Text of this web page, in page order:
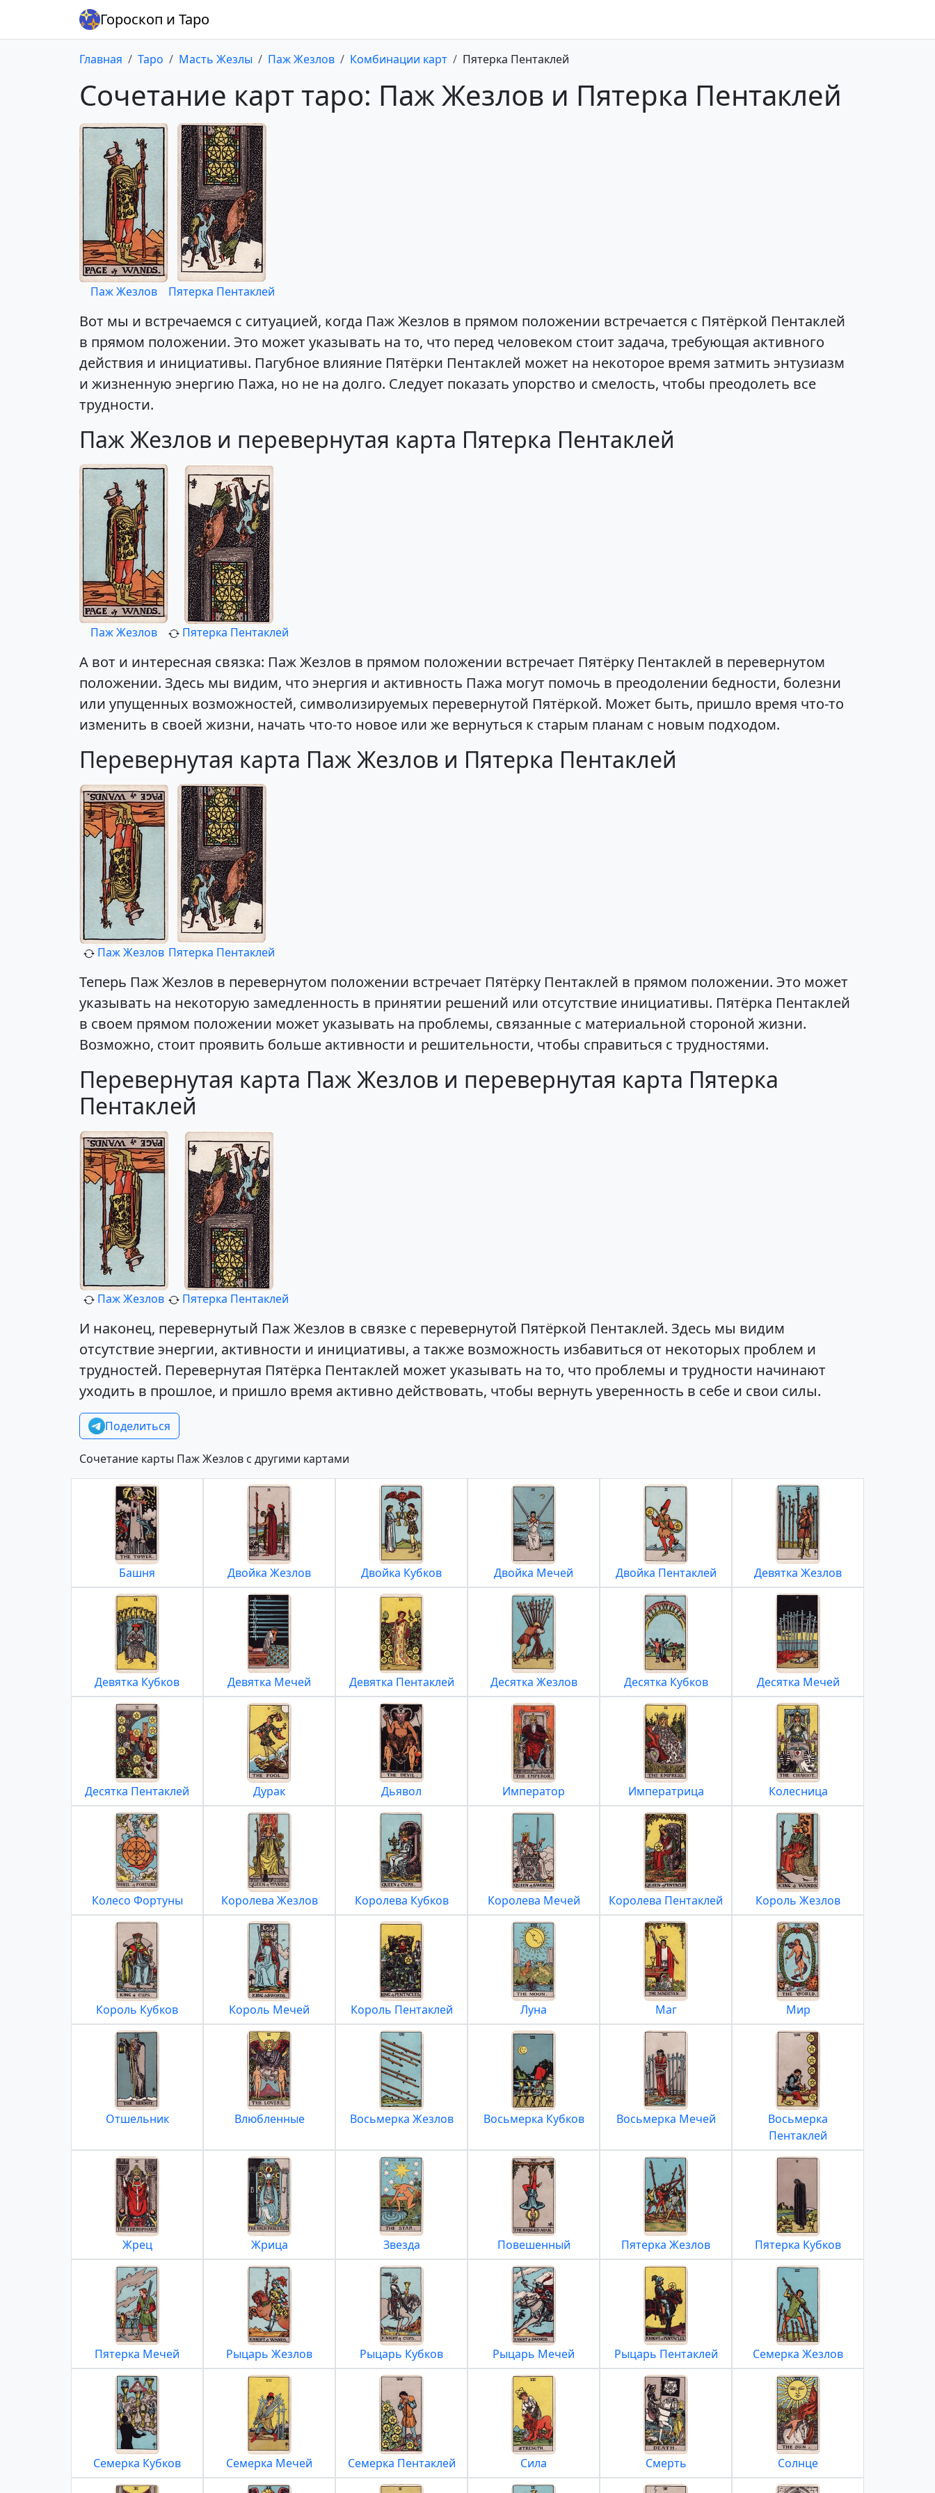
Гороскоп и Таро
Главная Таро Масть Жезлы Паж Жезлов Комбинации карт Пятерка Пентаклей
Сочетание карт таро: Паж Жезлов и Пятерка Пентаклей
Паж Жезлов Пятерка Пентаклей
Вот мы и встречаемся с ситуацией, когда Паж Жезлов в прямом положении встречается с Пятёркой Пентаклей
в прямом положении. Это может указывать на то, что перед человеком стоит задача, требующая активного
действия и инициативы. Пагубное влияние Пятёрки Пентаклей может на некоторое время затмить энтузиазм
и жизненную энергию Пажа, но не на долго. Следует показать упорство и смелость, чтобы преодолеть все
трудности.
Паж Жезлов и перевернутая карта Пятерка Пентаклей
Паж Жезлов Пятерка Пентаклей
А вот и интересная связка: Паж Жезлов в прямом положении встречает Пятёрку Пентаклей в перевернутом
положении. Здесь мы видим, что энергия и активность Пажа могут помочь в преодолении бедности, болезни
или упущенных возможностей, символизируемых перевернутой Пятёркой. Может быть, пришло время что-то
изменить в своей жизни, начать что-то новое или же вернуться к старым планам с новым подходом.
Перевернутая карта Паж Жезлов и Пятерка Пентаклей
Паж Жезлов Пятерка Пентаклей
Теперь Паж Жезлов в перевернутом положении встречает Пятёрку Пентаклей в прямом положении. Это может
указывать на некоторую замедленность в принятии решений или отсутствие инициативы. Пятёрка Пентаклей
в своем прямом положении может указывать на проблемы, связанные с материальной стороной жизни.
Возможно, стоит проявить больше активности и решительности, чтобы справиться с трудностями.
Перевернутая карта Паж Жезлов и перевернутая карта Пятерка
Пентаклей
Паж Жезлов Пятерка Пентаклей
И наконец, перевернутый Паж Жезлов в связке с перевернутой Пятёркой Пентаклей. Здесь мы видим
отсутствие энергии, активности и инициативы, а также возможность избавиться от некоторых проблем и
трудностей. Перевернутая Пятёрка Пентаклей может указывать на то, что проблемы и трудности начинают
уходить в прошлое, и пришло время активно действовать, чтобы вернуть уверенность в себе и свои силы.
Поделиться
Сочетание карты Паж Жезлов с другими картами
Башня Двойка Жезлов Двойка Кубков Двойка Мечей Двойка Пентаклей Девятка Жезлов
Девятка Кубков Девятка Мечей Девятка Пентаклей Десятка Жезлов Десятка Кубков Десятка Мечей
Десятка Пентаклей Дурак Дьявол Император Императрица Колесница
Колесо Фортуны Королева Жезлов Королева Кубков Королева Мечей Королева Пентаклей Король Жезлов
Король Кубков Король Мечей Король Пентаклей Луна Маг Мир
Отшельник Влюбленные Восьмерка Жезлов Восьмерка Кубков Восьмерка Мечей
Восьмерка
Пентаклей
Жрец Жрица Звезда Повешенный Пятерка Жезлов Пятерка Кубков
Пятерка Мечей Рыцарь Жезлов Рыцарь Кубков Рыцарь Мечей Рыцарь Пентаклей Семерка Жезлов
Семерка Кубков Семерка Мечей Семерка Пентаклей Сила Смерть Солнце